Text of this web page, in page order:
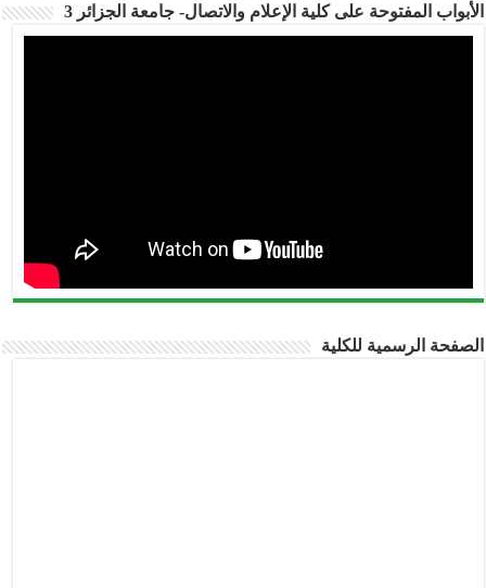
الأبواب المفتوحة على كلية الإعلام والاتصال- جامعة الجزائر 3
الصفحة الرسمية للكلية